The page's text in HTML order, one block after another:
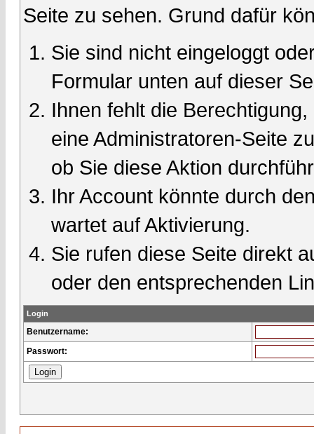
Seite zu sehen. Grund dafür
Sie sind nicht eingeloggt
Formular unten auf dieser
Ihnen fehlt die
eine Administratoren-Seite
ob Sie diese Aktion
Ihr Account könnte durch
wartet auf Aktivierung.
Sie rufen diese Seite direkt
oder den entsprechenden
Login
Benutzername:
Passwort: